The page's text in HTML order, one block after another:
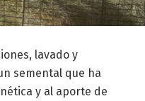
lavado y
semental que ha
y al aporte de